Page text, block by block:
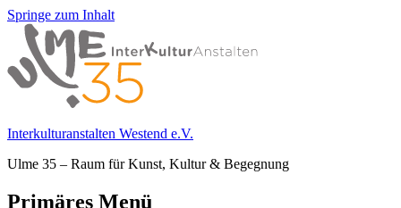
Springe zum Inhalt
Interkulturanstalten Westend e.V.
Ulme 35 – Raum für Kunst, Kultur & Begegnung
Primäres Menü